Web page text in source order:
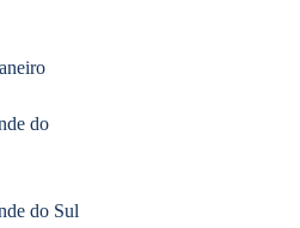
do
do Sul